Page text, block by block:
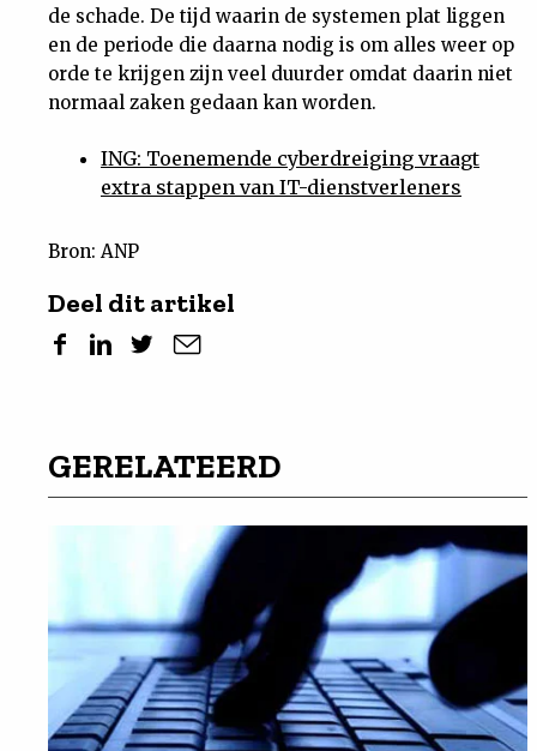
de schade. De tijd waarin de systemen plat liggen
en de periode die daarna nodig is om alles weer op
orde te krijgen zijn veel duurder omdat daarin niet
normaal zaken gedaan kan worden.
ING: Toenemende cyberdreiging vraagt
extra stappen van IT-dienstverleners
Bron: ANP
Deel dit artikel
GERELATEERD